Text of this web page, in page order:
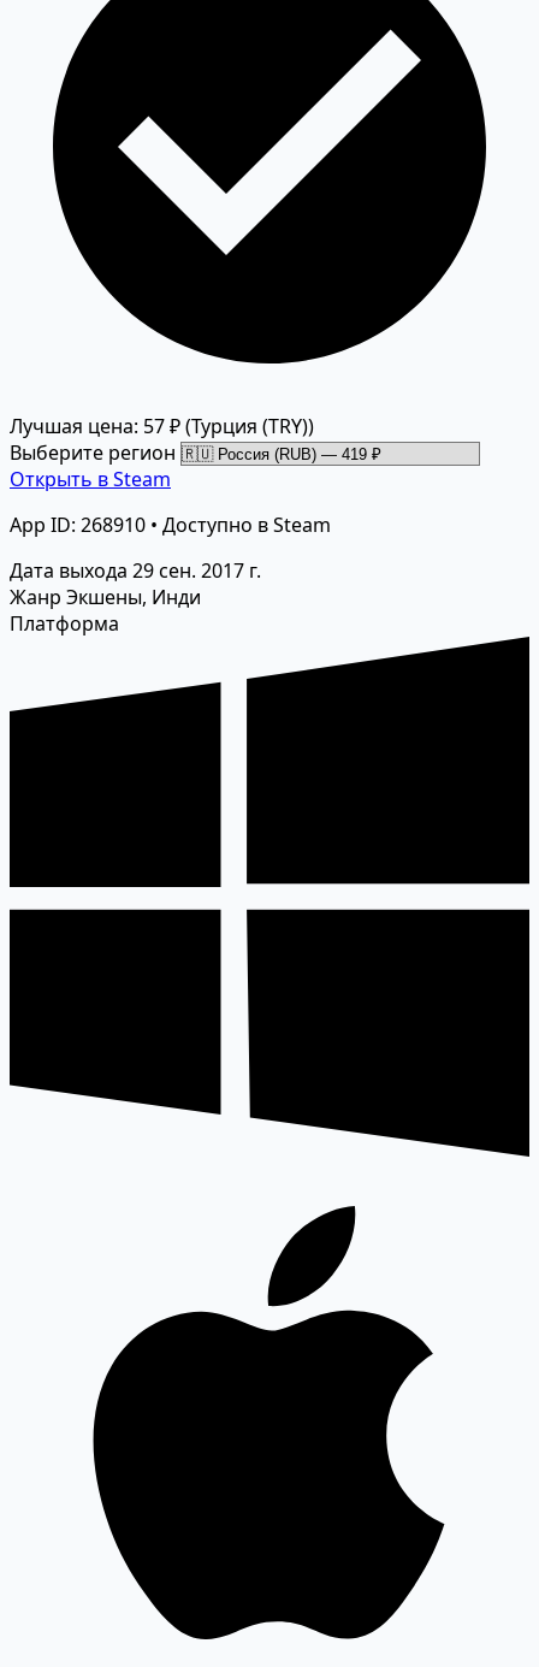
Лучшая цена: 57 ₽(Турция (TRY))
Выберите регион
Открыть в Steam
App ID: 268910 • Доступно в Steam
Дата выхода 29 сен. 2017 г.
Жанр Экшены, Инди
Платформа